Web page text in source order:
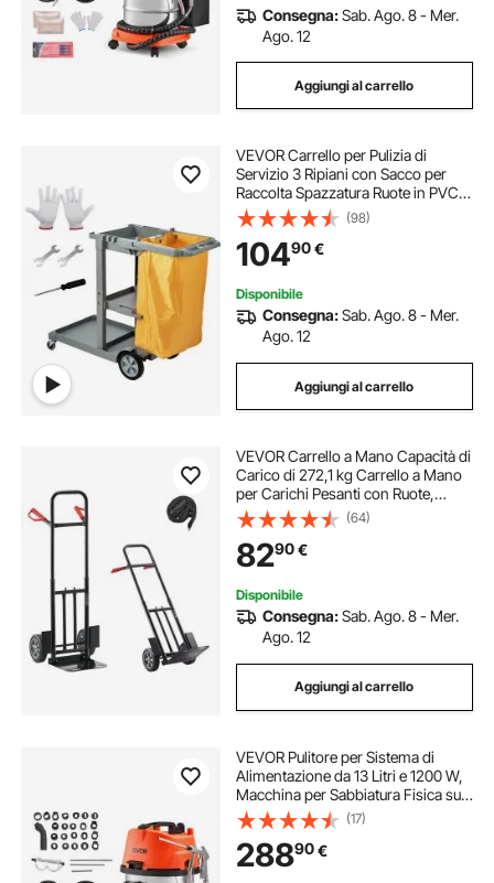
Consegna:Sab. Ago. 8 - Mer.
Ago. 12
Aggiungi al carrello
VEVOR Carrello per Pulizia di
Servizio 3 Ripiani con Sacco per
Raccolta Spazzatura Ruote in PVC
Capacità Carico Max. 90,7kg,
Carrello di Pulizia 3 Ripiani PP
Sacco Raccolta Hotel Aeroporto
Magazzino
(98)
10490€
Disponibile
Consegna:Sab. Ago. 8 - Mer.
Ago. 12
Aggiungi al carrello
VEVOR Carrello a Mano Capacità di
Carico di 272,1 kg Carrello a Mano
per Carichi Pesanti con Ruote,
Maniglia Telescopica e Cinghia di
Ancoraggio per Traslochi di Casa,
Ufficio, Magazzino
(64)
8290€
Disponibile
Consegna:Sab. Ago. 8 - Mer.
Ago. 12
Aggiungi al carrello
VEVOR Pulitore per Sistema di
Alimentazione da 13 Litri e 1200 W,
Macchina per Sabbiatura Fisica su
Carrello per la Pulizia del Collettore
di Aspirazione e delle Valvole, con
23 Adattatori
(17)
28890€